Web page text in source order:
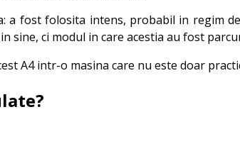
a fost folosita intens, probabil in regim
ci modul in care acestia au fost
A4 intr-o masina care nu este doar